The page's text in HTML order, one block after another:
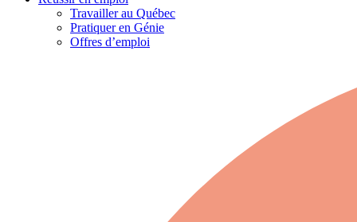
Travailler au Québec
Pratiquer en Génie
Offres d’emploi